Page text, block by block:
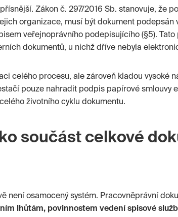
Zákon č. 297/2016 Sb. stanovuje, že
organizace, musí být dokument podepsán
veřejnoprávního podepisujícího (§5). Tato
dokumentů, u nichž dříve nebyla
celého procesu, ale zároveň kladou vysoké
pouze nahradit podpis papírové smlouvy
životního cyklu dokumentu.
součást celkové
není osamocený systém. Pracovněprávní
lhůtám, povinnostem vedení spisové